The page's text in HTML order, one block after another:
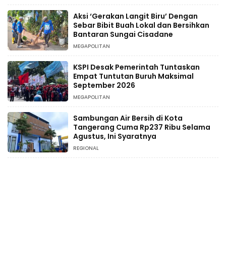
Aksi ‘Gerakan Langit Biru’ Dengan
Sebar Bibit Buah Lokal dan Bersihkan
Bantaran Sungai Cisadane
MEGAPOLITAN
KSPI Desak Pemerintah Tuntaskan
Empat Tuntutan Buruh Maksimal
September 2026
MEGAPOLITAN
Sambungan Air Bersih di Kota
Tangerang Cuma Rp237 Ribu Selama
Agustus, Ini Syaratnya
REGIONAL